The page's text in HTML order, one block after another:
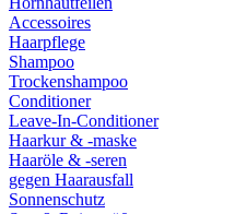
Accessoires
Haarpflege
Shampoo
Trockenshampoo
Conditioner
Leave-In-Conditioner
Haarkur & -maske
Haaröle & -seren
gegen Haarausfall
Sonnenschutz